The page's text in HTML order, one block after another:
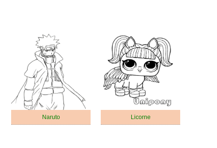
Naruto Licorne